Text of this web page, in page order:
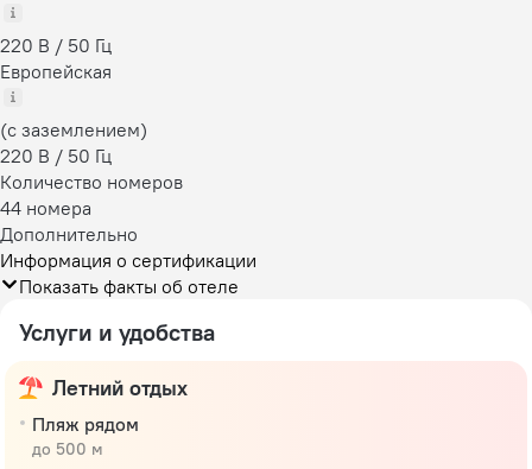
220 В / 50 Гц
Европейская
(с заземлением)
220 В / 50 Гц
Количество номеров
44 номера
Дополнительно
Информация о сертификации
Показать факты об отеле
Услуги и удобства
Летний отдых
Пляж рядом
до 500 м